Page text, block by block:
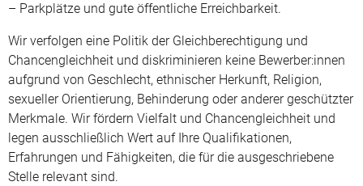
– Parkplätze und gute öffentliche Erreichbarkeit.
Wir verfolgen eine Politik der Gleichberechtigung und
Chancengleichheit und diskriminieren keine Bewerber:innen
aufgrund von Geschlecht, ethnischer Herkunft, Religion,
sexueller Orientierung, Behinderung oder anderer geschützter
Merkmale. Wir fördern Vielfalt und Chancengleichheit und
legen ausschließlich Wert auf Ihre Qualifikationen,
Erfahrungen und Fähigkeiten, die für die ausgeschriebene
Stelle relevant sind.